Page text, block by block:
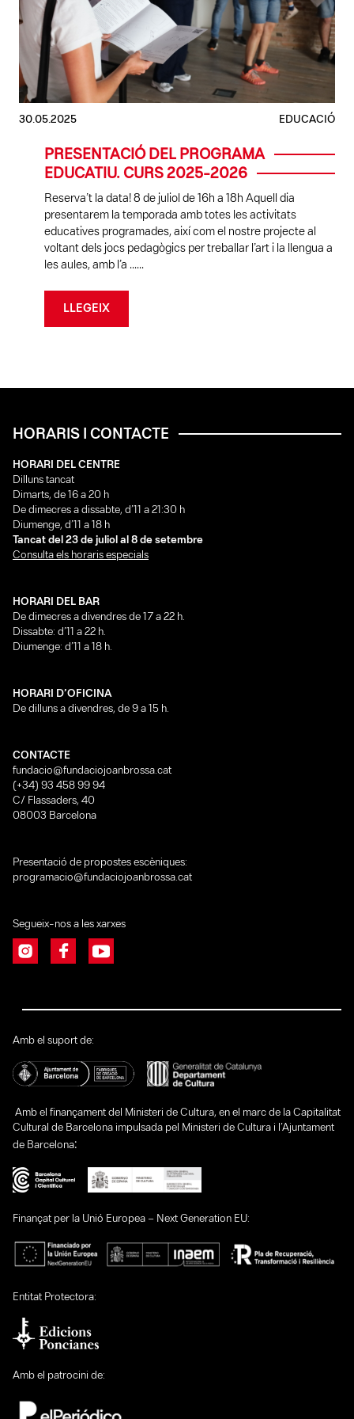
30.05.2025 EDUCACIÓ
PRESENTACIÓ DEL PROGRAMA
EDUCATIU. CURS 2025-2026
Reserva’t la data! 8 de juliol de 16h a 18h Aquell dia
presentarem la temporada amb totes les activitats
educatives programades, així com el nostre projecte al
voltant dels jocs pedagògics per treballar l’art i la llengua a
les aules, amb l’a ......
LLEGEIX
HORARIS I CONTACTE
HORARI DEL CENTRE
Dilluns tancat
Dimarts, de 16 a 20 h
De dimecres a dissabte, d’11 a 21:30 h
Diumenge, d’11 a 18 h
Tancat del 23 de juliol al 8 de setembre
Consulta els horaris especials
HORARI DEL BAR
De dimecres a divendres de 17 a 22 h.
Dissabte: d’11 a 22 h.
Diumenge: d’11 a 18 h.
HORARI D’OFICINA
De dilluns a divendres, de 9 a 15 h.
CONTACTE
fundacio@fundaciojoanbrossa.cat
(+34) 93 458 99 94
C/ Flassaders, 40
08003 Barcelona
Presentació de propostes escèniques:
programacio@fundaciojoanbrossa.cat
Segueix-nos a les xarxes
Amb el suport de:
Amb el finançament del Ministeri de Cultura, en el marc de la Capitalitat
Cultural de Barcelona impulsada pel Ministeri de Cultura i l’Ajuntament
de Barcelona:
Finançat per la Unió Europea – Next Generation EU:
Entitat Protectora:
Amb el patrocini de: